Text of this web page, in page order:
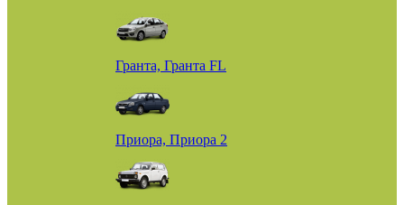
Гранта, Гранта FL
Приора, Приора 2